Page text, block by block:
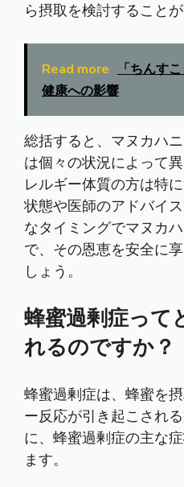
ら摂取を検討することが
Read more
「ちんす
健康への影響
総括すると、マヌカハ
は個々の状況によって
レルギー体質の方は特
状態や医師のアドバイ
なタイミングでマヌカ
で、その恩恵を安全に
しょう。
蜂蜜過剰症って
れるのですか？
蜂蜜過剰症は、蜂蜜を
ー反応が引き起こされ
に、蜂蜜過剰症の主な
ます。